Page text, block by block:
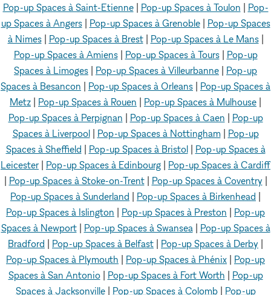
Pop-up Spaces à Saint-Etienne| Pop-up Spaces à Toulon
Pop-
up Spaces à Angers| Pop-up Spaces à Grenoble| Pop-up Spaces
à Nimes| Pop-up Spaces à Brest| Pop-up Spaces à Le Mans|
Pop-up Spaces à Amiens| Pop-up Spaces à Tours| Pop-up
Spaces à Limoges
Pop-up Spaces à Villeurbanne
Pop-up
Spaces à Besancon
Pop-up Spaces à Orleans
Pop-up Spaces à
Metz
Pop-up Spaces à Rouen Pop-up Spaces à Mulhouse
Pop-up Spaces à Perpignan
Pop-up Spaces à Caen
Pop-up
Spaces à Liverpool| Pop-up Spaces à Nottingham| Pop-up
Spaces à Sheffield
Pop-up Spaces à Bristol| Pop-up Spaces à
Leicester
Pop-up Spaces à Edinbourg
Pop-up Spaces à Cardiff
Pop-up Spaces à Stoke-on-Trent| Pop-up Spaces à Coventry
Pop-up Spaces à Sunderland
Pop-up Spaces à Birkenhead
Pop-up Spaces à Islington
Pop-up Spaces à Preston
Pop-up
Spaces à Newport| Pop-up Spaces à Swansea| Pop-up Spaces à
Bradford
Pop-up Spaces à Belfast Pop-up Spaces à Derby
Pop-up Spaces à Plymouth
Pop-up Spaces à Phénix
Pop-up
Spaces à San Antonio| Pop-up Spaces à Fort Worth
Pop-up
Spaces à Jacksonville| Pop-up Spaces à Colomb| Pop-up